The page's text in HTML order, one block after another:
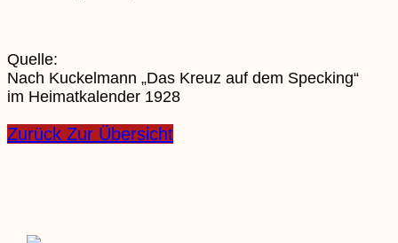
Quelle:
Nach Kuckelmann „Das Kreuz auf dem Specking“
im Heimatkalender 1928
Zurück Zur Übersicht